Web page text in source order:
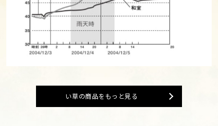
い草の商品をもっと見る